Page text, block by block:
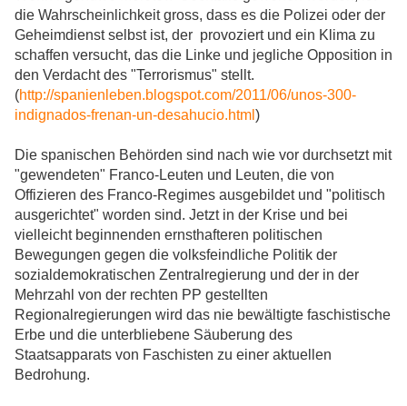
die Wahrscheinlichkeit gross, dass es die Polizei oder der
Geheimdienst selbst ist, der provoziert und ein Klima zu
schaffen versucht, das die Linke und jegliche Opposition in
den Verdacht des "Terrorismus" stellt.
(http://spanienleben.blogspot.com/2011/06/unos-300-
indignados-frenan-un-desahucio.html )
Die spanischen Behörden sind nach wie vor durchsetzt mit
"gewendeten" Franco-Leuten und Leuten, die von
Offizieren des Franco-Regimes ausgebildet und "politisch
ausgerichtet" worden sind. Jetzt in der Krise und bei
vielleicht beginnenden ernsthafteren politischen
Bewegungen gegen die volksfeindliche Politik der
sozialdemokratischen Zentralregierung und der in der
Mehrzahl von der rechten PP gestellten
Regionalregierungen wird das nie bewältigte faschistische
Erbe und die unterbliebene Säuberung des
Staatsapparats von Faschisten zu einer aktuellen
Bedrohung.